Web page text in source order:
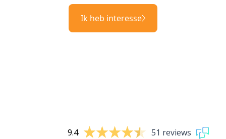
Ik heb interesse
9.4 51 reviews